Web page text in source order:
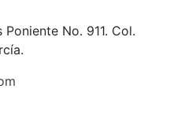
No. 911. Col.